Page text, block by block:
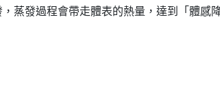
蒸發過程會帶走體表的熱量，達到「體感